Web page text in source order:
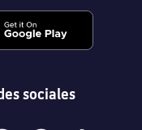
sociales